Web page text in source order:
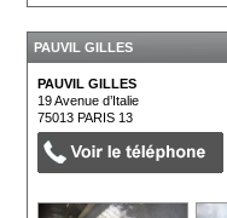
PAUVIL GILLES
PAUVIL GILLES
19 Avenue d’Italie
75013PARIS 13